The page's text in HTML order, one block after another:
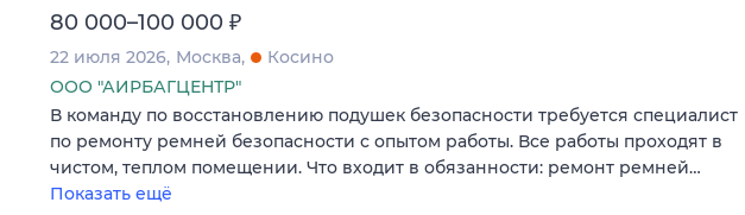
80 000–100 000 ₽
22 июля 2026 Москва
Косино
ООО "АИРБАГЦЕНТР"
В команду по восстановлению подушек безопасности требуется специалист
по ремонту ремней безопасности с опытом работы. Все работы проходят в
чистом, теплом помещении. Что входит в обязанности: ремонт ремней…
Показать ещё